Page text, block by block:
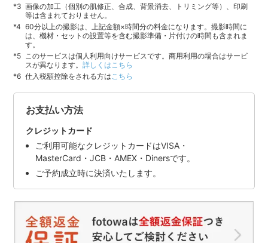
画像の加工（個別の肌修正、合成、背景消去、トリミング等）、印刷
等は含まれておりません。
60分以上の撮影は、上記金額×時間分の料金になります。撮影時間に
は、機材・セットの設置等を含む撮影準備・片付けの時間も含まれま
す。
このサービスは個人利用向けサービスです。商用利用の場合はサービ
スが異なります。詳しくはこちら
仕入税額控除をされる方は こちら
お支払い方法
クレジットカード
ご利用可能なクレジットカードはVISA・
MasterCard・JCB・AMEX・Dinersです。
ご予約成立時に決済いたします。